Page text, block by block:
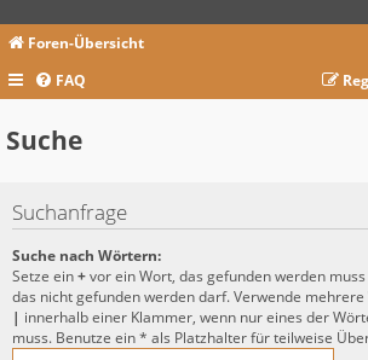
Foren-Übersicht
FAQ
Suche
Suchanfrage
Suche nach Wörtern:
Setze ein+vor ein Wort, das gefunden werden
das nicht gefunden werden darf. Verwende
| innerhalb einer Klammer, wenn nur eines der
muss. Benutze ein * als Platzhalter für teilweise